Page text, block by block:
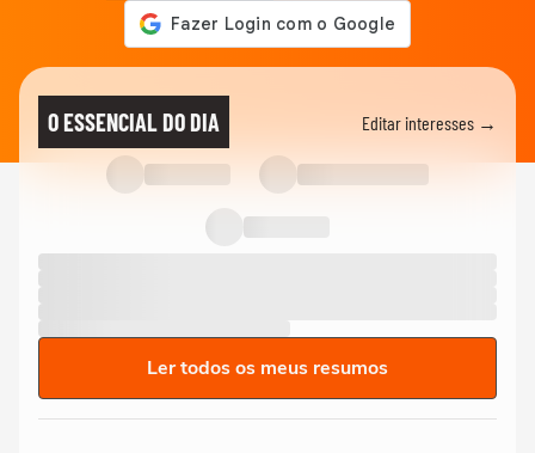
O ESSENCIAL DO DIA Editar interesses →
Ler todos os meus resumos